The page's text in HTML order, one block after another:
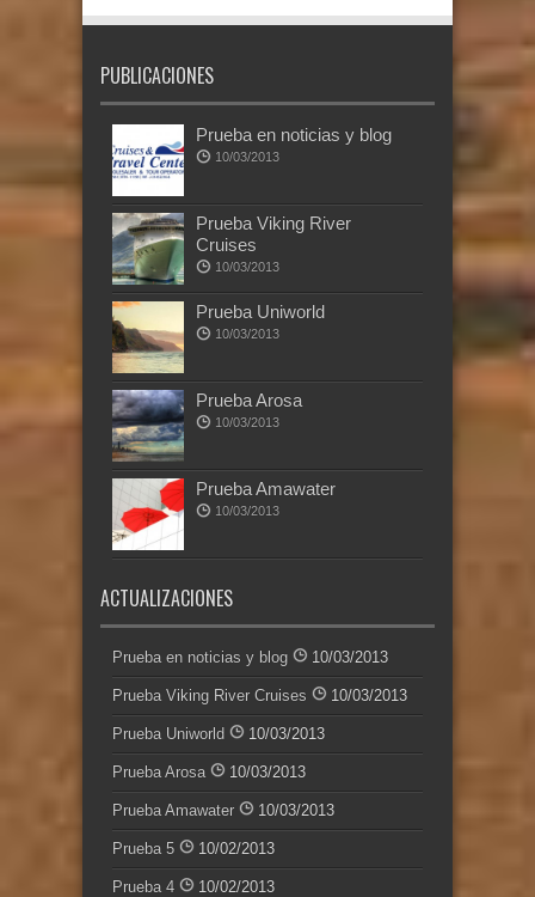
PUBLICACIONES
Prueba en noticias y blog
10/03/2013
Prueba Viking River
Cruises
10/03/2013
Prueba Uniworld
10/03/2013
Prueba Arosa
10/03/2013
Prueba Amawater
10/03/2013
ACTUALIZACIONES
Prueba en noticias y blog 10/03/2013
Prueba Viking River Cruises 10/03/2013
Prueba Uniworld 10/03/2013
Prueba Arosa 10/03/2013
Prueba Amawater 10/03/2013
Prueba 5 10/02/2013
Prueba 4 10/02/2013